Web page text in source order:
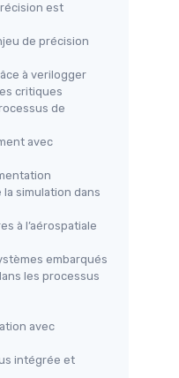
est
de précision
à verilogger
critiques
de
avec
simulation dans
à l’aérospatiale
embarqués
les processus
avec
intégrée et